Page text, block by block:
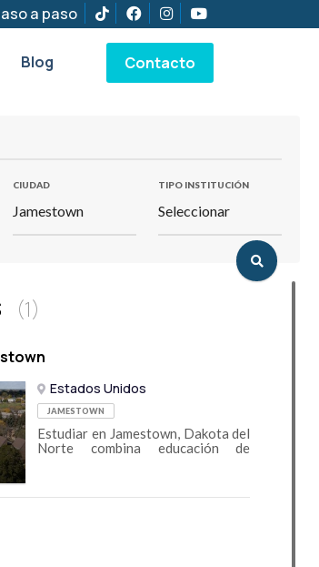
a paso
Blog Contacto
CIUDAD TIPO INSTITUCIÓN
1
Estados Unidos
JAMESTOWN
Estudiar en Jamestown, Dakota del
Norte combina educación de